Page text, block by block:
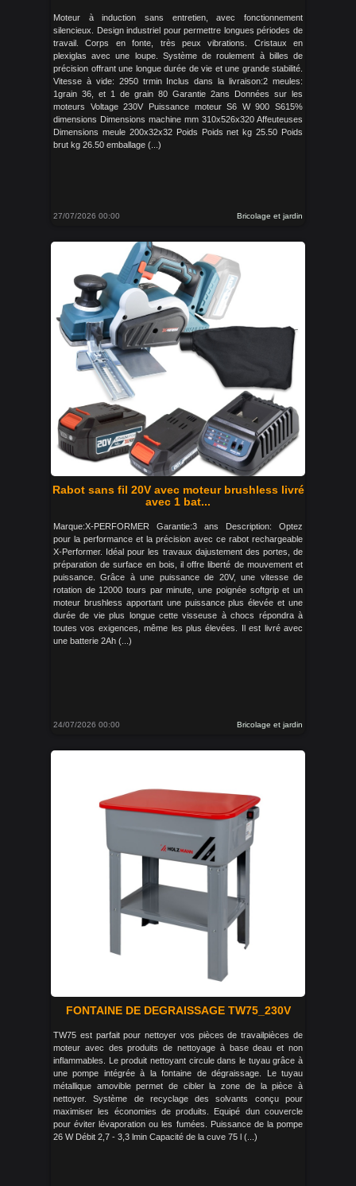
Moteur à induction sans entretien, avec fonctionnement
silencieux. Design industriel pour permettre longues périodes de
travail. Corps en fonte, très peux vibrations. Cristaux en
plexiglas avec une loupe. Système de roulement à billes de
précision offrant une longue durée de vie et une grande stabilité.
Vitesse à vide: 2950 trmin Inclus dans la livraison:2 meules:
1grain 36, et 1 de grain 80 Garantie 2ans Données sur les
moteurs Voltage 230V Puissance moteur S6 W 900 S615%
dimensions Dimensions machine mm 310x526x320 Affeuteuses
Dimensions meule 200x32x32 Poids Poids net kg 25.50 Poids
brut kg 26.50 emballage (...)
27/07/2026 00:00 Bricolage et jardin
Rabot sans fil 20V avec moteur brushless livré
avec 1 bat...
Marque:X-PERFORMER Garantie:3 ans Description: Optez
pour la performance et la précision avec ce rabot rechargeable
X-Performer. Idéal pour les travaux dajustement des portes, de
préparation de surface en bois, il offre liberté de mouvement et
puissance. Grâce à une puissance de 20V, une vitesse de
rotation de 12000 tours par minute, une poignée softgrip et un
moteur brushless apportant une puissance plus élevée et une
durée de vie plus longue cette visseuse à chocs répondra à
toutes vos exigences, même les plus élevées. Il est livré avec
une batterie 2Ah (...)
24/07/2026 00:00 Bricolage et jardin
FONTAINE DE DEGRAISSAGE TW75_230V
TW75 est parfait pour nettoyer vos pièces de travailpièces de
moteur avec des produits de nettoyage à base deau et non
inflammables. Le produit nettoyant circule dans le tuyau grâce à
une pompe intégrée à la fontaine de dégraissage. Le tuyau
métallique amovible permet de cibler la zone de la pièce à
nettoyer. Système de recyclage des solvants conçu pour
maximiser les économies de produits. Equipé dun couvercle
pour éviter lévaporation ou les fumées. Puissance de la pompe
26 W Débit 2,7 - 3,3 lmin Capacité de la cuve 75 l (...)